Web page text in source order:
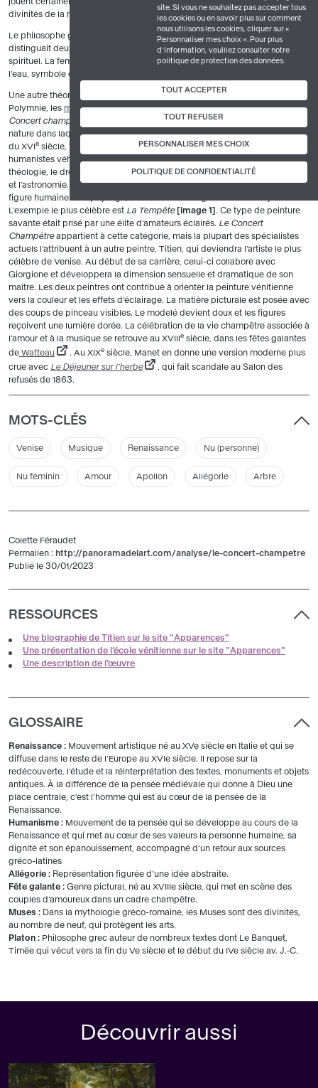
site. Si vous ne souhaitez pas accepter tous
les cookies ou en savoir plus sur comment
nous utilisons les cookies, cliquer sur «
Personnaliser mes choix ». Pour plus
d’information, veuillez consulter notre
politique de protection des données.
TOUT ACCEPTER
TOUT REFUSER
PERSONNALISER MES CHOIX
POLITIQUE DE CONFIDENTIALITÉ
divinités de la nature, ou de Vénus, déesse de l’amour et de la beauté.
Le philosophe grec , dont les idées sont reprises à la Renaissance
distinguait deux Vénus associées à deux formes d’amour : sensuel et
spirituel. La femme jouant de la flûte serait la Vénus terrestre ; celle versant
l’eau, symbole de pureté, serait la Vénus céleste.
Une autre théorie voit en elles des allégories de la poésie : Calliope et
Polymnie, les musesde la poésie épique et de la poésie pastorale.Le
Concert champêtre
présente une vision idéalisée de la
nature dans laquelle l’homme trouve harmonieusement sa place. Au début
du XVIe siècle, Venise entre dans laRenaissanceet adopte les valeurs
humanistes véhiculées par l’université de Padoue où l’on étudiait la
théologie, le droit civil, mais aussi la médecine, la philosophie, la rhétorique
et l’astronomie. Les tableaux de Giorgione associent poétiquement la
figure humaine et le paysage, dans un contexte généralement mystérieux.
L’exemple le plus célèbre est La Tempête image 1
. Ce type de peinture
savante était prisé par une élite d’amateurs éclairés. Le Concert
Champêtreappartient à cette catégorie, mais la plupart des spécialistes
actuels l’attribuent à un autre peintre, Titien, qui deviendra l’artiste le plus
célèbre de Venise. Au début de sa carrière, celui-ci collabore avec
Giorgione et développera la dimension sensuelle et dramatique de son
maître. Les deux peintres ont contribué à orienter la peinture vénitienne
vers la couleur et les effets d’éclairage. La matière picturale est posée avec
des coups de pinceau visibles. Le modelé devient doux et les figures
reçoivent une lumière dorée. La célébration de la vie champêtre associée à
l’amour et à la musique se retrouve au XVIIIe siècle, dans les fêtes galantes
de Watteau . Au XIXe siècle, Manet en donne une version moderne plus
crue avec Le Déjeuner sur l’herbe
, qui fait scandale au Salon des
refusés de 1863.
MOTS-CLÉS
Venise Musique Renaissance Nu (personne)
Nu féminin Amour Apollon Allégorie Arbre
Colette Féraudet
Permalien : http://panoramadelart.com/analyse/le-concert-champetre
Publié le 30/01/2023
RESSOURCES
Une biographie de Titien sur le site "Apparences"
Une présentation de l’école vénitienne sur le site "Apparences"
Une description de l’œuvre
GLOSSAIRE
Renaissance : Mouvement artistique né au XVe siècle en Italie et qui se
diffuse dans le reste de l’Europe au XVIe siècle. Il repose sur la
redécouverte, l’étude et la réinterprétation des textes, monuments et objets
antiques. À la différence de la pensée médiévale qui donne à Dieu une
place centrale, c'est l'homme qui est au cœur de la pensée de la
Renaissance.
Humanisme : Mouvement de la pensée qui se développe au cours de la
Renaissance et qui met au cœur de ses valeurs la personne humaine, sa
dignité et son épanouissement, accompagné d’un retour aux sources
gréco-latines
Allégorie : Représentation figurée d’une idée abstraite.
Fête galante : Genre pictural, né au XVIIIe siècle, qui met en scène des
couples d’amoureux dans un cadre champêtre.
Muses : Dans la mythologie gréco-romaine, les Muses sont des divinités,
au nombre de neuf, qui protègent les arts.
Platon : Philosophe grec auteur de nombreux textes dont Le Banquet,
Timée qui vécut vers la fin du Ve siècle et le début du IVe siècle av. J.‑C.
Découvrir aussi